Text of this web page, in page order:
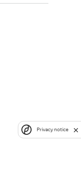
Privacy notice